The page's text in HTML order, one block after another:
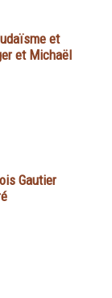
et
et Michaël
Gautier